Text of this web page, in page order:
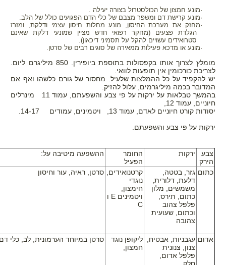
·מונע חמצון של הכולסטרול בצורה יעילה .
·מונע קרישת דם ומשפר מצבם של כלי הדם הפגועים כולל של הלב.
·מחזק את מערכת החיסון, מונע מחלות חיסון עצמי ודלקת, ומזרז
הגלדת פצעים (מחקר רפואי חדש מציין שמונעי דלקת שאינם
סטרואידים עשויים להקל על תסמיני דיכאון).
·מונע או מדכא פעילות ממאירה של סוגים רבים של סרטן.
מומלץ לצרוך אותו בקפסולות בתוספת ביופירין. 850 מיליגרם ליום.
לצריכת כורכומין אין תופעות לוואי.
יש להקפיד על כל ההמלצות שלעיל. מחסור של גורם כלשהו ואף אם
המדובר בכמה מיליגרמים, עלול להזיק.
בהמשך טבלאות על ירקות על פי צבע והשפעתם, עמוד 11 מינרלים
חיוניים, עמוד 12,
יסודות קורט חיוניים לאדם, עמוד 13, ויטמינים, עמודים 14-17.
ירקות על פי צבע והשפעתם.
צבע
הירק
ירקות
החומר
הפעיל
ההשפעה מיטיבה על:
כתום גזר, בטטה,
דלעת, דלורית,
משמשים, מלון
כתום, תירס,
פלפל צהוב
וכתום, שעועית
צהובה
קרטנואידים,
נוגדי
חימצון,
ויטמיניםE ו
C
סרטן, ראיה, עור וחיסון
אדום עגבניות, אבטיח,
צנון, צנונית
פלפל אדום,
ליקופן נוגד
חמצון,
סרטן במיוחד הערמונית, לב, כלי